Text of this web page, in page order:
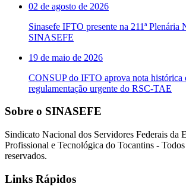
02 de agosto de 2026
Sinasefe IFTO presente na 211ª Plenária
SINASEFE
19 de maio de 2026
CONSUP do IFTO aprova nota histórica
regulamentação urgente do RSC-TAE
Sobre o SINASEFE
Sindicato Nacional dos Servidores Federais da
Profissional e Tecnológica do Tocantins -
reservados.
Links Rápidos